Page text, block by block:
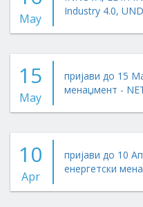
May
Industry 4.0,
15
May
пријави до 15
менаџмент -
10
Apr
пријави до 10
енергетски